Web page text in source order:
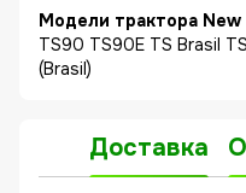
Модели трактора New
TS90 TS90E TS Brasil
(Brasil)
Доставка